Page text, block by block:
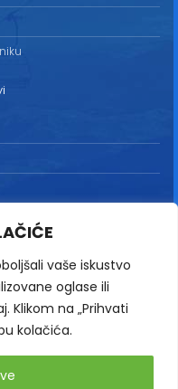
vaše iskustvo
oglase ili
Klikom na „Prihvati
kolačića.
reserved